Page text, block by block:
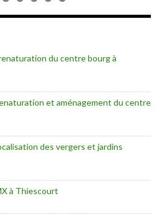
du centre bourg à
et aménagement du centre
des vergers et jardins
à Thiescourt